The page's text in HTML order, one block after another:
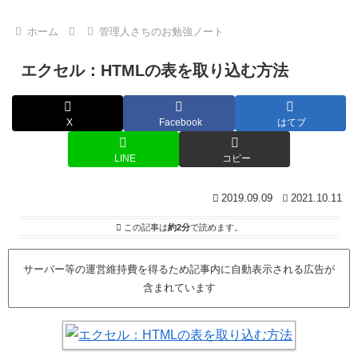
ホーム 管理人さちのお勉強ノート
エクセル：HTMLの表を取り込む方法
X Facebook はてブ
LINE コピー
2019.09.09 2021.10.11
この記事は約2分で読めます。
サーバー等の運営維持費を得るため記事内に自動表示される広告が
含まれています